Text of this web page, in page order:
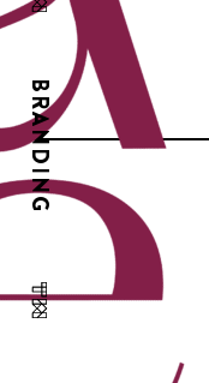
BRANDING